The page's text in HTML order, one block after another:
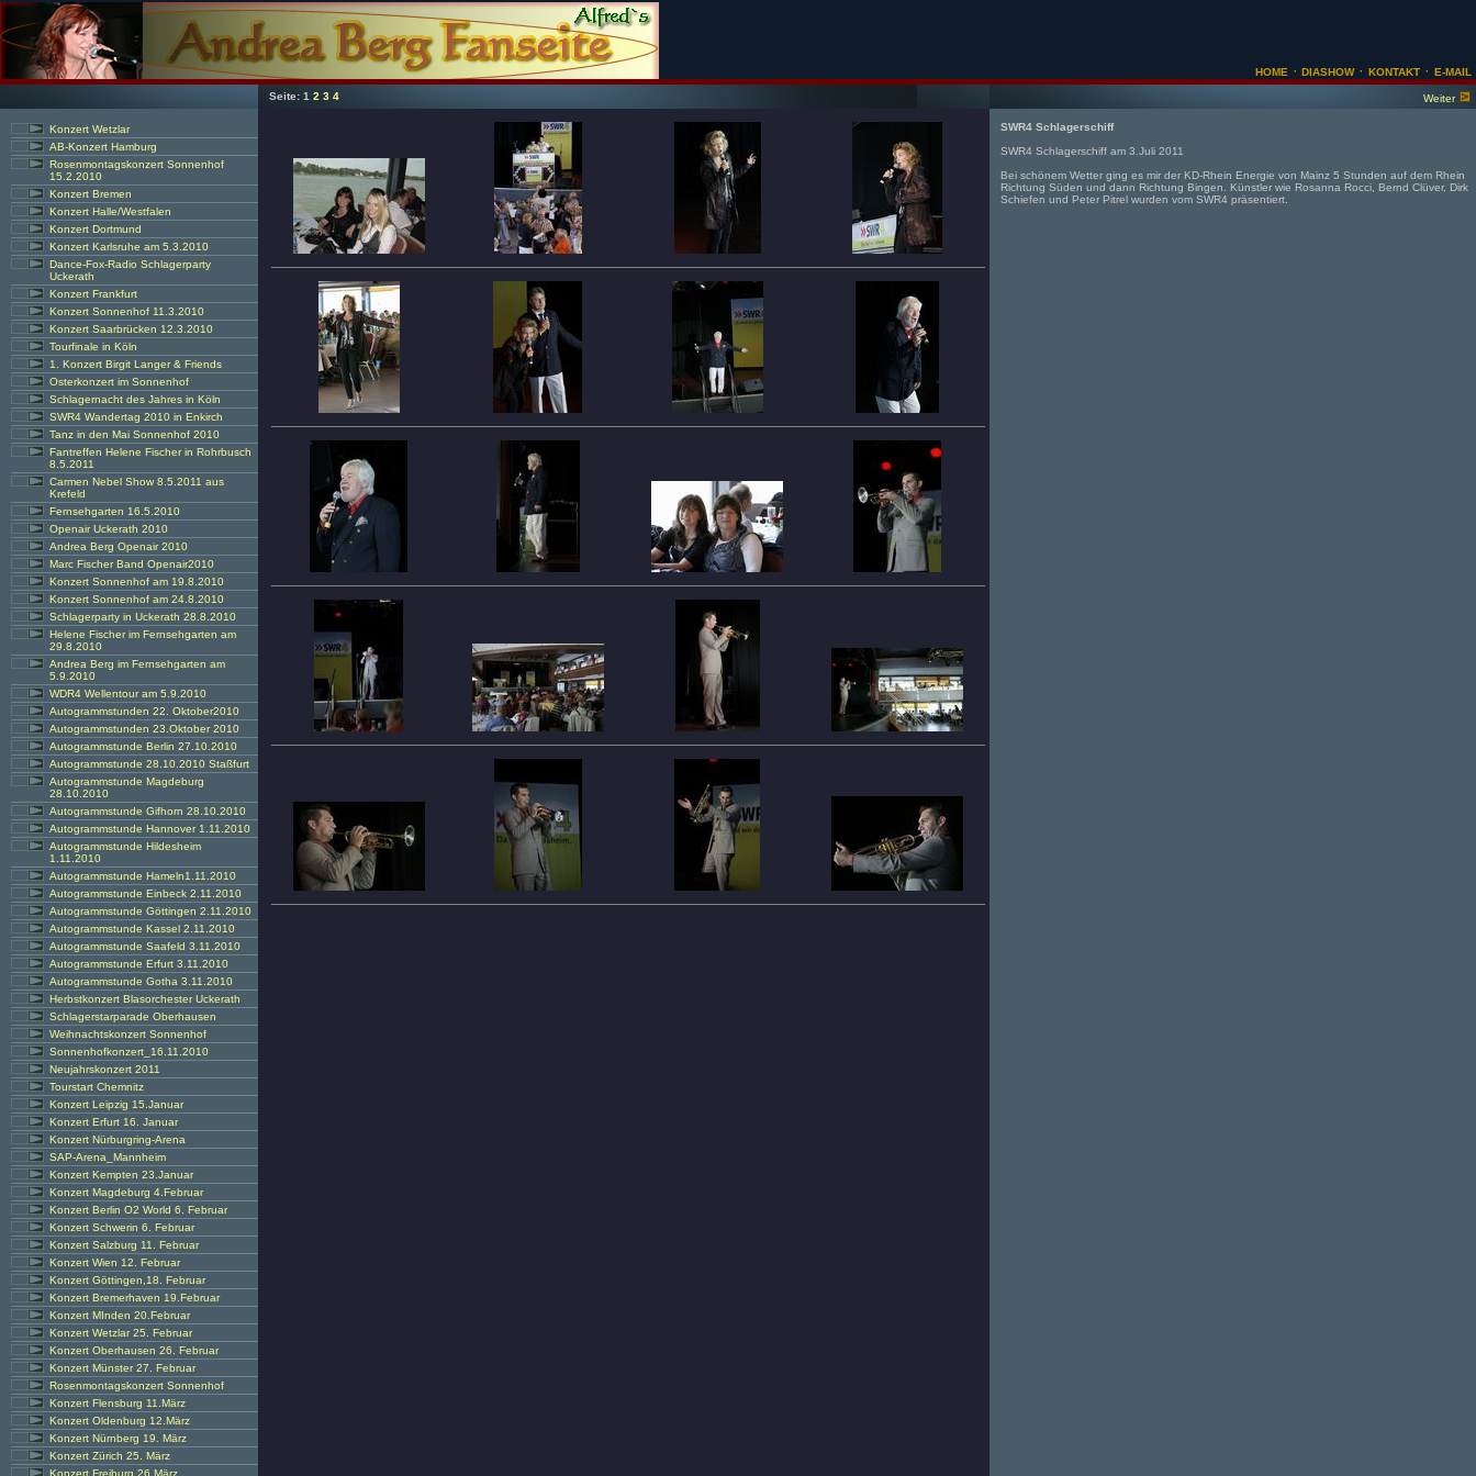
HOME · DIASHOW· KONTAKT · E-MAIL
Seite: 1 2 3 4 Weiter
Konzert Wetzlar
AB-Konzert Hamburg
Rosenmontagskonzert Sonnenhof
15.2.2010
Konzert Bremen
Konzert Halle/Westfalen
Konzert Dortmund
Konzert Karlsruhe am 5.3.2010
Dance-Fox-Radio Schlagerparty
Uckerath
Konzert Frankfurt
Konzert Sonnenhof 11.3.2010
Konzert Saarbrücken 12.3.2010
Tourfinale in Köln
1. Konzert Birgit Langer & Friends
Osterkonzert im Sonnenhof
Schlagernacht des Jahres in Köln
SWR4 Wandertag 2010 in Enkirch
Tanz in den Mai Sonnenhof 2010
Fantreffen Helene Fischer in Rohrbusch
8.5.2011
Carmen Nebel Show 8.5.2011 aus
Krefeld
Fernsehgarten 16.5.2010
Openair Uckerath 2010
Andrea Berg Openair 2010
Marc Fischer Band Openair2010
Konzert Sonnenhof am 19.8.2010
Konzert Sonnenhof am 24.8.2010
Schlagerparty in Uckerath 28.8.2010
Helene Fischer im Fernsehgarten am
29.8.2010
Andrea Berg im Fernsehgarten am
5.9.2010
WDR4 Wellentour am 5.9.2010
Autogrammstunden 22. Oktober2010
Autogrammstunden 23.Oktober 2010
Autogrammstunde Berlin 27.10.2010
Autogrammstunde 28.10.2010 Staßfurt
Autogrammstunde Magdeburg
28.10.2010
Autogrammstunde Gifhorn 28.10.2010
Autogrammstunde Hannover 1.11.2010
Autogrammstunde Hildesheim
1.11.2010
Autogrammstunde Hameln1.11.2010
Autogrammstunde Einbeck 2.11.2010
Autogrammstunde Göttingen 2.11.2010
Autogrammstunde Kassel 2.11.2010
Autogrammstunde Saafeld 3.11.2010
Autogrammstunde Erfurt 3.11.2010
Autogrammstunde Gotha 3.11.2010
Herbstkonzert Blasorchester Uckerath
Schlagerstarparade Oberhausen
Weihnachtskonzert Sonnenhof
Sonnenhofkonzert_16.11.2010
Neujahrskonzert 2011
Tourstart Chemnitz
Konzert Leipzig 15.Januar
Konzert Erfurt 16. Januar
Konzert Nürburgring-Arena
SAP-Arena_Mannheim
Konzert Kempten 23.Januar
Konzert Magdeburg 4.Februar
Konzert Berlin O2 World 6. Februar
Konzert Schwerin 6. Februar
Konzert Salzburg 11. Februar
Konzert Wien 12. Februar
Konzert Göttingen,18. Februar
Konzert Bremerhaven 19.Februar
Konzert MInden 20.Februar
Konzert Wetzlar 25. Februar
Konzert Oberhausen 26. Februar
Konzert Münster 27. Februar
Rosenmontagskonzert Sonnenhof
Konzert Flensburg 11.März
Konzert Oldenburg 12.März
Konzert Nürnberg 19. März
Konzert Zürich 25. März
Konzert Freiburg 26.März
SWR4 Schlagerschiff
SWR4 Schlagerschiff am 3.Juli 2011
Bei schönem Wetter ging es mir der KD-Rhein Energie von Mainz 5 Stunden auf dem Rhein
Richtung Süden und dann Richtung Bingen. Künstler wie Rosanna Rocci, Bernd Clüver, Dirk
Schiefen und Peter Pitrel wurden vom SWR4 präsentiert.